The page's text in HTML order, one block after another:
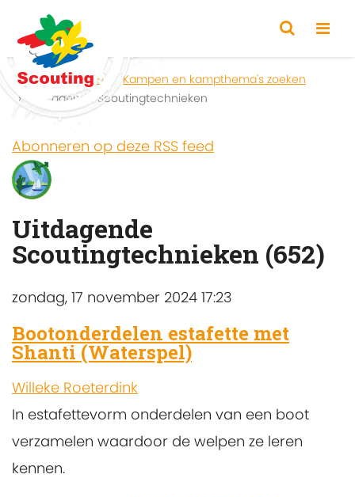
Home Zoeken
Kampen en kampthema's zoeken
Uitdagende Scoutingtechnieken
Abonneren op deze RSS feed
Uitdagende
Scoutingtechnieken (652)
zondag, 17 november 2024 17:23
Bootonderdelen estafette met
Shanti (Waterspel)
Willeke Roeterdink
In estafettevorm onderdelen van een boot
verzamelen waardoor de welpen ze leren
kennen.